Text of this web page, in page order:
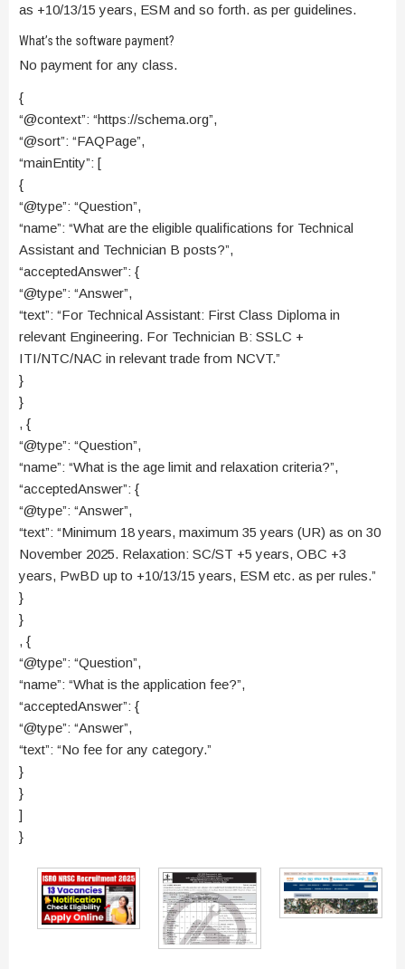
as +10/13/15 years, ESM and so forth. as per guidelines.
What’s the software payment?
No payment for any class.
{
“@context”: “https://schema.org”,
“@sort”: “FAQPage”,
“mainEntity”: [
{
“@type”: “Question”,
“name”: “What are the eligible qualifications for Technical
Assistant and Technician B posts?”,
“acceptedAnswer”: {
“@type”: “Answer”,
“text”: “For Technical Assistant: First Class Diploma in
relevant Engineering. For Technician B: SSLC +
ITI/NTC/NAC in relevant trade from NCVT.”
}
}
, {
“@type”: “Question”,
“name”: “What is the age limit and relaxation criteria?”,
“acceptedAnswer”: {
“@type”: “Answer”,
“text”: “Minimum 18 years, maximum 35 years (UR) as on 30
November 2025. Relaxation: SC/ST +5 years, OBC +3
years, PwBD up to +10/13/15 years, ESM etc. as per rules.”
}
}
, {
“@type”: “Question”,
“name”: “What is the application fee?”,
“acceptedAnswer”: {
“@type”: “Answer”,
“text”: “No fee for any category.”
}
}
]
}